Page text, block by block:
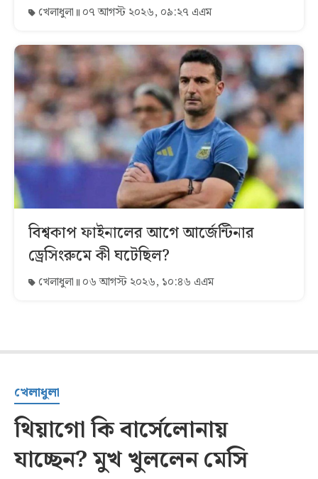
খেলাধুলা ০৭ আগস্ট ২০২৬, ০৯:২৭ এএম
বিশ্বকাপ ফাইনালের আগে আর্জেন্টিনার
ড্রেসিংরুমে কী ঘটেছিল?
খেলাধুলা ০৬ আগস্ট ২০২৬, ১০:৪৬ এএম
খেলাধুলা
থিয়াগো কি বার্সেলোনায়
যাচ্ছেন? মুখ খুললেন মেসি